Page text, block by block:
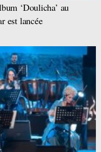
‘Doulicha’ au
est lancée